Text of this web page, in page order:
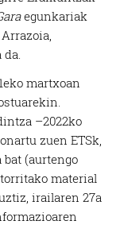
egunkariak
martxoan
–2022ko
zuen ETSk,
(aurtengo
material
irailaren 27a